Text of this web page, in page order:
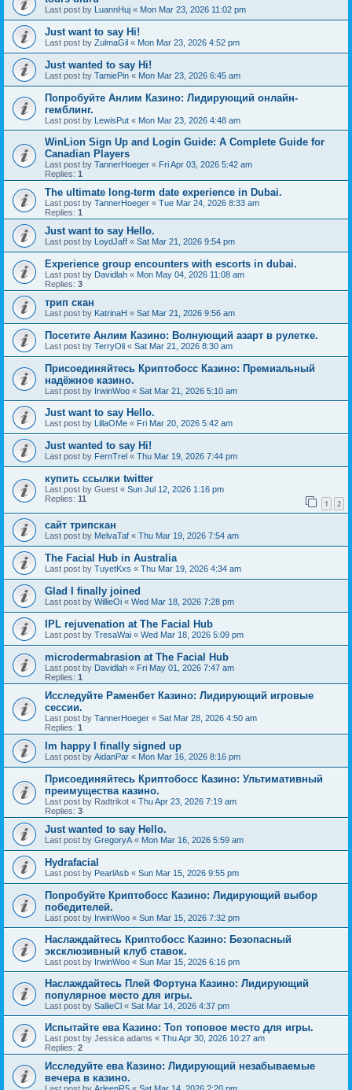
Last post by LuannHuj « Mon Mar 23, 2026 11:02 pm
Just want to say Hi!
Last post by ZulmaGil « Mon Mar 23, 2026 4:52 pm
Just wanted to say Hi!
Last post by TamiePin « Mon Mar 23, 2026 6:45 am
Попробуйте Анлим Казино: Лидирующий онлайн-
гемблинг.
Last post by LewisPut « Mon Mar 23, 2026 4:48 am
WinLion Sign Up and Login Guide: A Complete Guide for
Canadian Players
Last post by TannerHoeger « Fri Apr 03, 2026 5:42 am
Replies: 1
The ultimate long-term date experience in Dubai.
Last post by TannerHoeger « Tue Mar 24, 2026 8:33 am
Replies: 1
Just want to say Hello.
Last post by LoydJaff « Sat Mar 21, 2026 9:54 pm
Experience group encounters with escorts in dubai.
Last post by Davidlah « Mon May 04, 2026 11:08 am
Replies: 3
трип скан
Last post by KatrinaH « Sat Mar 21, 2026 9:56 am
Посетите Анлим Казино: Волнующий азарт в рулетке.
Last post by TerryOli « Sat Mar 21, 2026 8:30 am
Присоединяйтесь Криптобосс Казино: Премиальный
надёжное казино.
Last post by IrwinWoo « Sat Mar 21, 2026 5:10 am
Just want to say Hello.
Last post by LillaOMe « Fri Mar 20, 2026 5:42 am
Just wanted to say Hi!
Last post by FernTrel « Thu Mar 19, 2026 7:44 pm
купить ссылки twitter
Last post by Guest « Sun Jul 12, 2026 1:16 pm
Replies: 11 1 2
сайт трипскан
Last post by MelvaTaf « Thu Mar 19, 2026 7:54 am
The Facial Hub in Australia
Last post by TuyetKxs « Thu Mar 19, 2026 4:34 am
Glad I finally joined
Last post by WillieOi « Wed Mar 18, 2026 7:28 pm
IPL rejuvenation at The Facial Hub
Last post by TresaWai « Wed Mar 18, 2026 5:09 pm
microdermabrasion at The Facial Hub
Last post by Davidlah « Fri May 01, 2026 7:47 am
Replies: 1
Исследуйте Раменбет Казино: Лидирующий игровые
сессии.
Last post by TannerHoeger « Sat Mar 28, 2026 4:50 am
Replies: 1
Im happy I finally signed up
Last post by AidanPar « Mon Mar 16, 2026 8:16 pm
Присоединяйтесь Криптобосс Казино: Ультимативный
преимущества казино.
Last post by Radtrikot « Thu Apr 23, 2026 7:19 am
Replies: 3
Just wanted to say Hello.
Last post by GregoryA « Mon Mar 16, 2026 5:59 am
Hydrafacial
Last post by PearlAsb « Sun Mar 15, 2026 9:55 pm
Попробуйте Криптобосс Казино: Лидирующий выбор
победителей.
Last post by IrwinWoo « Sun Mar 15, 2026 7:32 pm
Наслаждайтесь Криптобосс Казино: Безопасный
эксклюзивный клуб ставок.
Last post by IrwinWoo « Sun Mar 15, 2026 6:16 pm
Наслаждайтесь Плей Фортуна Казино: Лидирующий
популярное место для игры.
Last post by SallieCl « Sat Mar 14, 2026 4:37 pm
Испытайте ева Казино: Топ топовое место для игры.
Last post by Jessica adams « Thu Apr 30, 2026 10:27 am
Replies: 2
Исследуйте ева Казино: Лидирующий незабываемые
вечера в казино.